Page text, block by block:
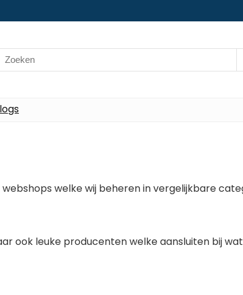
Search
welke wij beheren in vergelijkbare
ook leuke producenten welke aansluiten bij